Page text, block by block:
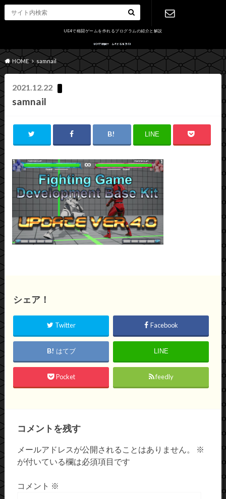
UE4で格闘ゲームを作れるプログラムの紹介と解説
せ
HOME samnail
2021.12.22
samnail
LINE
シェア！
Twitter Facebook
はてブ LINE
Pocket feedly
コメントを残す
メールアドレスが公開されることはありません。
※
が付いている欄は必須項目です
コメント ※